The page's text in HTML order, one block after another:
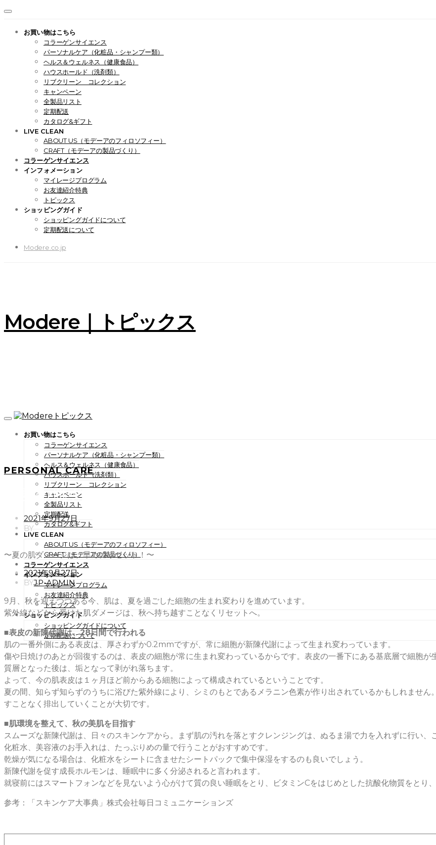
お買い物はこちら
コラーゲンサイエンス
パーソナルケア（化粧品・シャンプー類）
ヘルス＆ウェルネス（健康食品）
ハウスホールド（洗剤類）
リブクリーン コレクション
キャンペーン
全製品リスト
定期配送
カタログ&ギフト
LIVE CLEAN
ABOUT US（モデーアのフィロソフィー）
CRAFT（モデーアの製品づくり）
コラーゲンサイエンス
インフォメーション
マイレージプログラム
お友達紹介特典
トピックス
ショッピングガイド
ショッピングガイドについて
定期配送について
Modere.co.jp
Modere｜トピックス
お買い物はこちら
コラーゲンサイエンス
パーソナルケア（化粧品・シャンプー類）
ヘルス＆ウェルネス（健康食品）
ハウスホールド（洗剤類）
リブクリーン コレクション
キャンペーン
全製品リスト
定期配送
カタログ&ギフト
LIVE CLEAN
ABOUT US（モデーアのフィロソフィー）
CRAFT（モデーアの製品づくり）
コラーゲンサイエンス
インフォメーション
マイレージプログラム
お友達紹介特典
トピックス
ショッピングガイド
ショッピングガイドについて
定期配送について
PERSONAL CARE
〜夏の肌ダメージは、早めにリセット！〜
POSTED
ON
2021年9月27日
BY
〜夏の肌ダメージは、早めにリセット！〜
POSTED
ON
2021年9月27日
BYJP-ADMIN
9月、秋を迎えつつある今、肌は、夏を過ごした細胞の生まれ変わりを進めています。
紫外線などから受けた肌ダメージは、秋へ持ち越すことなくリセットへ。
■表皮の新陳代謝は、28日間で行われる
肌の一番外側にある表皮は、厚さわずか0.2mmですが、常に細胞が新陳代謝によって生まれ変わっています。
傷や日焼けのあとが回復するのは、表皮の細胞が常に生まれ変わっているからです。表皮の一番下にある基底層で細胞
質層となった後は、垢となって剥がれ落ちます。
よって、今の肌表皮は１ヶ月ほど前からある細胞によって構成されているということです。
夏の間、知らず知らずのうちに浴びた紫外線により、シミのもとであるメラニン色素が作り出されているかもしれませ
すことなく排出していくことが大切です。
■肌環境を整えて、秋の美肌を目指す
スムーズな新陳代謝は、日々のスキンケアから。まず肌の汚れを落とすクレンジングは、ぬるま湯で力を入れずに行い、
化粧水、美容液のお手入れは、たっぷりめの量で行うことがおすすめです。
乾燥が気になる場合は、化粧水をシートに含ませたシートパックで集中保湿をするのも良いでしょう。
新陳代謝を促す成長ホルモンは、睡眠中に多く分泌されると言われます。
就寝前にはスマートフォンなどを見ないよう心がけて質の良い睡眠をとり、ビタミンCをはじめとした抗酸化物質をとり
参考：「スキンケア大事典」株式会社毎日コミュニケーションズ